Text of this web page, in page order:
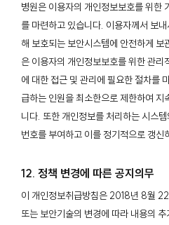
병원은 이용자의 개인정보보호를 위한
를 마련하고 있습니다. 이용자께서 보
해 보호되는 보안시스템에 안전하게
은 이용자의 개인정보보호를 위한 관
에 대한 접근 및 관리에 필요한 절차를
급하는 인원을 최소한으로 제한하여
니다. 또한 개인정보를 처리하는 시스
번호를 부여하고 이를 정기적으로 갱신
12. 정책 변경에 따른 공지의무
이 개인정보취급방침은 2018년 8월
또는 보안기술의 변경에 따라 내용의